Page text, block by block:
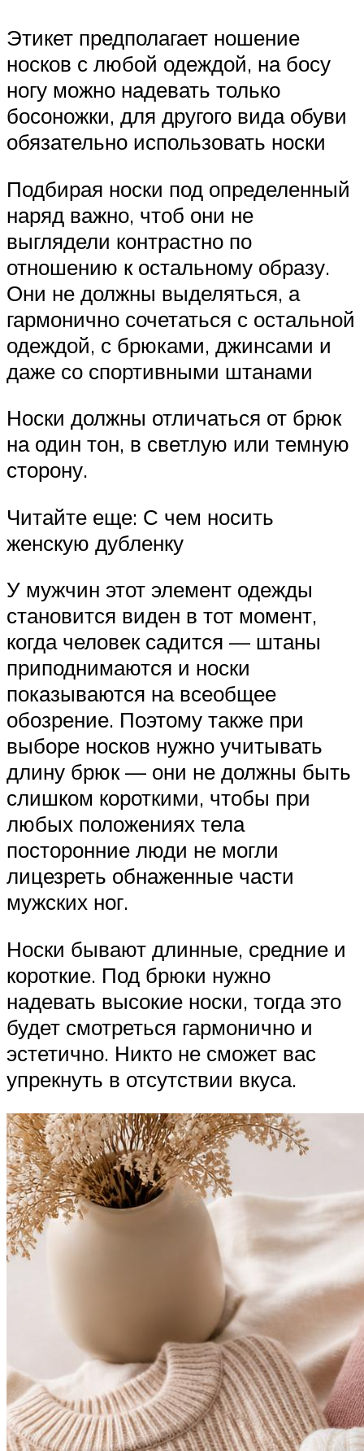
Этикет предполагает ношение
носков с любой одеждой, на босу
ногу можно надевать только
босоножки, для другого вида обуви
обязательно использовать носки
Подбирая носки под определенный
наряд важно, чтоб они не
выглядели контрастно по
отношению к остальному образу.
Они не должны выделяться, а
гармонично сочетаться с остальной
одеждой, с брюками, джинсами и
даже со спортивными штанами
Носки должны отличаться от брюк
на один тон, в светлую или темную
сторону.
Читайте еще: С чем носить
женскую дубленку
У мужчин этот элемент одежды
становится виден в тот момент,
когда человек садится — штаны
приподнимаются и носки
показываются на всеобщее
обозрение. Поэтому также при
выборе носков нужно учитывать
длину брюк — они не должны быть
слишком короткими, чтобы при
любых положениях тела
посторонние люди не могли
лицезреть обнаженные части
мужских ног.
Носки бывают длинные, средние и
короткие. Под брюки нужно
надевать высокие носки, тогда это
будет смотреться гармонично и
эстетично. Никто не сможет вас
упрекнуть в отсутствии вкуса.